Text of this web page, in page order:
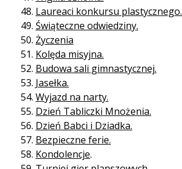
Laureaci konkursu plastycznego.
Świąteczne odwiedziny.
Życzenia
Kolęda misyjna.
Budowa sali gimnastycznej.
Jasełka.
Wyjazd na narty.
Dzień Tabliczki Mnożenia.
Dzień Babci i Dziadka.
Bezpieczne ferie.
Kondolencje.